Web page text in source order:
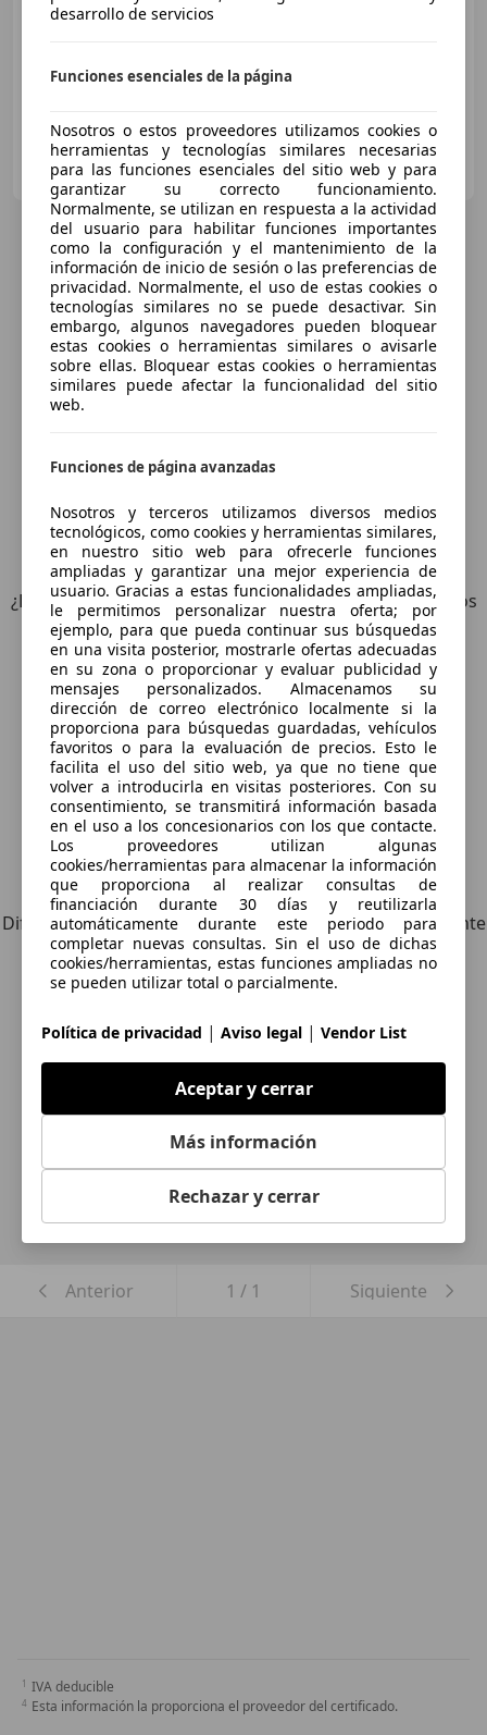
Particular
ES-30890 Puerto Lumbreras
6Ofertas para Honda CB 500
¿Desea ser informado automáticamente sobre vehículos
nuevos para su búsqueda?
Guardar búsqueda
Explora vehículos similares
Diferente de tus criterios de búsqueda, pero posiblemente
una coincidencia perfecta.
¿Desea ser informado
automáticamente sobre vehículos
nuevos para su búsqueda?
Guardar búsqueda
Anterior 1 / 1 Siguiente
IVA deducible
Esta información la proporciona el proveedor del certificado.
desarrollo de servicios
Funciones esenciales de la página
Nosotros o estos proveedores utilizamos cookies o
herramientas y tecnologías similares necesarias
para las funciones esenciales del sitio web y para
garantizar su correcto funcionamiento.
Normalmente, se utilizan en respuesta a la actividad
del usuario para habilitar funciones importantes
como la configuración y el mantenimiento de la
información de inicio de sesión o las preferencias de
privacidad. Normalmente, el uso de estas cookies o
tecnologías similares no se puede desactivar. Sin
embargo, algunos navegadores pueden bloquear
estas cookies o herramientas similares o avisarle
sobre ellas. Bloquear estas cookies o herramientas
similares puede afectar la funcionalidad del sitio
web.
Funciones de página avanzadas
Nosotros y terceros utilizamos diversos medios
tecnológicos, como cookies y herramientas similares,
en nuestro sitio web para ofrecerle funciones
ampliadas y garantizar una mejor experiencia de
usuario. Gracias a estas funcionalidades ampliadas,
le permitimos personalizar nuestra oferta; por
ejemplo, para que pueda continuar sus búsquedas
en una visita posterior, mostrarle ofertas adecuadas
en su zona o proporcionar y evaluar publicidad y
mensajes personalizados. Almacenamos su
dirección de correo electrónico localmente si la
proporciona para búsquedas guardadas, vehículos
favoritos o para la evaluación de precios. Esto le
facilita el uso del sitio web, ya que no tiene que
volver a introducirla en visitas posteriores. Con su
consentimiento, se transmitirá información basada
en el uso a los concesionarios con los que contacte.
Los proveedores utilizan algunas
cookies/herramientas para almacenar la información
que proporciona al realizar consultas de
financiación durante 30 días y reutilizarla
automáticamente durante este periodo para
completar nuevas consultas. Sin el uso de dichas
cookies/herramientas, estas funciones ampliadas no
se pueden utilizar total o parcialmente.
Política de privacidad | Aviso legal | Vendor List
Aceptar y cerrar
Más información
Rechazar y cerrar